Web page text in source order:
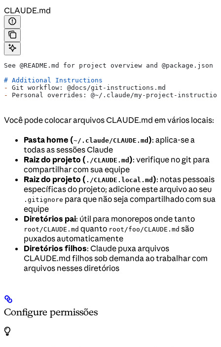
CLAUDE.md
See @README.md for project overview and
# Additional Instructions
-
Git workflow: @docs/git-instructions.md
-
Personal overrides: @~/.claude/my-project-
Você pode colocar arquivos CLAUDE.md em vários locais:
Pasta home (~/.claude/CLAUDE.md ): aplica-se a
todas as sessões Claude
Raiz do projeto ( ./CLAUDE.md ): verifique no git para
compartilhar com sua equipe
Raiz do projeto ( ./CLAUDE.local.md ): notas pessoais
específicas do projeto; adicione este arquivo ao seu
.gitignore para que não seja compartilhado com sua
equipe
Diretórios pai: útil para monorepos onde tanto
root/CLAUDE.md quanto root/foo/CLAUDE.md são
puxados automaticamente
Diretórios filhos: Claude puxa arquivos
CLAUDE.md filhos sob demanda ao trabalhar com
arquivos nesses diretórios
Configure permissões